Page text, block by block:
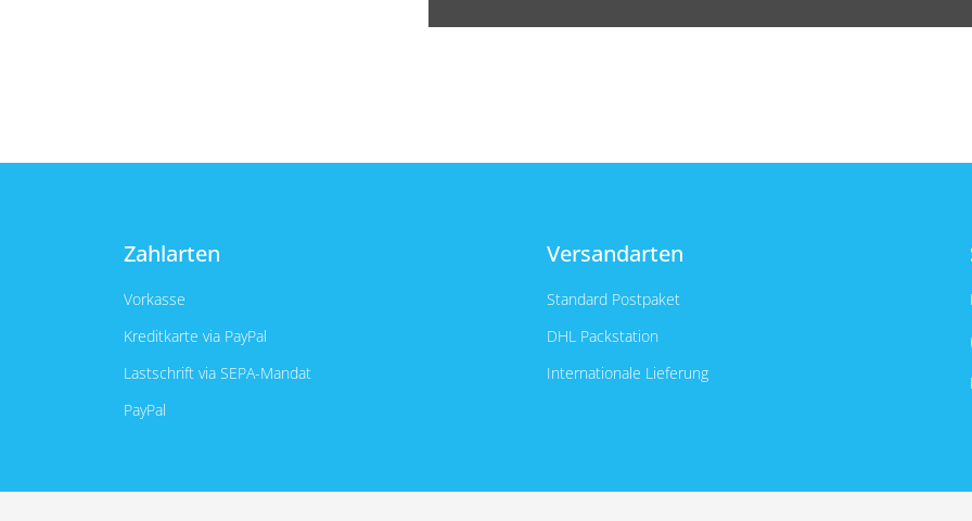
Zahlarten
Vorkasse
Kreditkarte via PayPal
Lastschrift via SEPA-Mandat
PayPal
Versandarten
Standard Postpaket
DHL Packstation
Internationale Lieferung